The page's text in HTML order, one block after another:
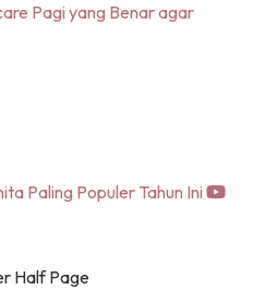
Pagi yang Benar agar
Paling Populer Tahun Ini
Half Page